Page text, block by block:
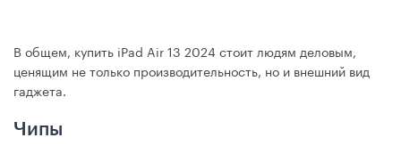
В общем, купить iPad Air 13 2024 стоит людям деловым,
ценящим не только производительность, но и внешний вид
гаджета.
Чипы